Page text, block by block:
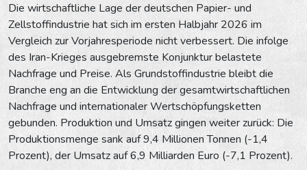
Die wirtschaftliche Lage der deutschen Papier- und
Zellstoffindustrie hat sich im ersten Halbjahr 2026 im
Vergleich zur Vorjahresperiode nicht verbessert. Die infolge
des Iran-Krieges ausgebremste Konjunktur belastete
Nachfrage und Preise. Als Grundstoffindustrie bleibt die
Branche eng an die Entwicklung der gesamtwirtschaftlichen
Nachfrage und internationaler Wertschöpfungsketten
gebunden. Produktion und Umsatz gingen weiter zurück: Die
Produktionsmenge sank auf 9,4 Millionen Tonnen (-1,4
Prozent), der Umsatz auf 6,9 Milliarden Euro (-7,1 Prozent).